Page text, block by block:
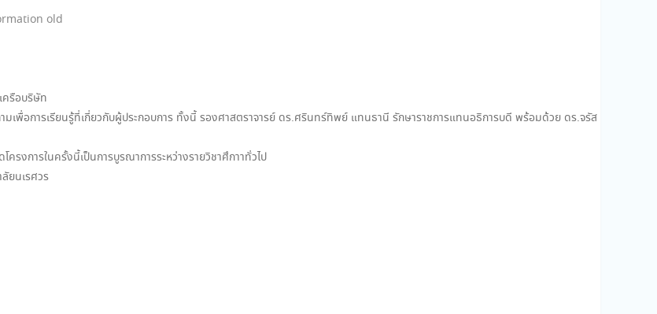
old
ครือบริษัท
เพื่อการเรียนรู้ที่เกี่ยวกับผู้ประกอบการ ทั้งนี้ รองศาสตราจารย์ ดร.ศรินทร์ทิพย์ แทนธานี รักษาราชการแทนอธิการบดี พร้อมด้วย ดร.จรัส
งการในครั้งนี้เป็นการบูรณาการระหว่างรายวิชาศึกาาทั่วไป
ยนเรศวร